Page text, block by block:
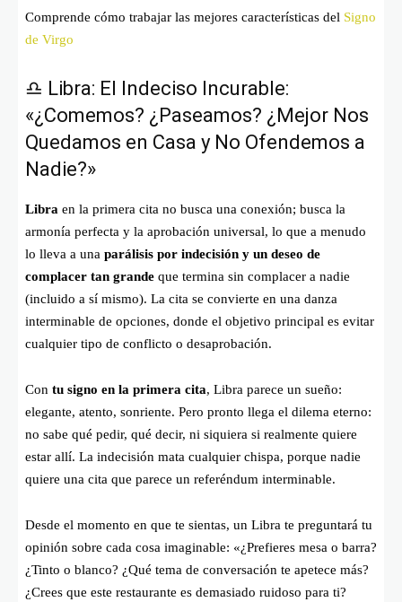
Comprende cómo trabajar las mejores características del Signo
de Virgo
♎ Libra: El Indeciso Incurable:
«¿Comemos? ¿Paseamos? ¿Mejor Nos
Quedamos en Casa y No Ofendemos a
Nadie?»
Libra en la primera cita no busca una conexión; busca la
armonía perfecta y la aprobación universal, lo que a menudo
lo lleva a una parálisis por indecisión y un deseo de
complacer tan grande que termina sin complacer a nadie
(incluido a sí mismo). La cita se convierte en una danza
interminable de opciones, donde el objetivo principal es evitar
cualquier tipo de conflicto o desaprobación.
Con tu signo en la primera cita, Libra parece un sueño:
elegante, atento, sonriente. Pero pronto llega el dilema eterno:
no sabe qué pedir, qué decir, ni siquiera si realmente quiere
estar allí. La indecisión mata cualquier chispa, porque nadie
quiere una cita que parece un referéndum interminable.
Desde el momento en que te sientas, un Libra te preguntará tu
opinión sobre cada cosa imaginable: «¿Prefieres mesa o barra?
¿Tinto o blanco? ¿Qué tema de conversación te apetece más?
¿Crees que este restaurante es demasiado ruidoso para ti?